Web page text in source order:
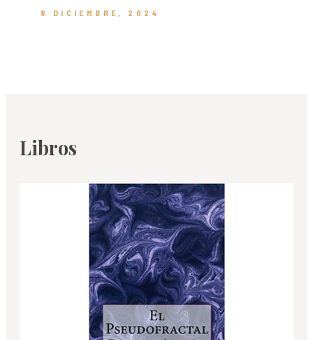
8 DICIEMBRE, 2024
Libros